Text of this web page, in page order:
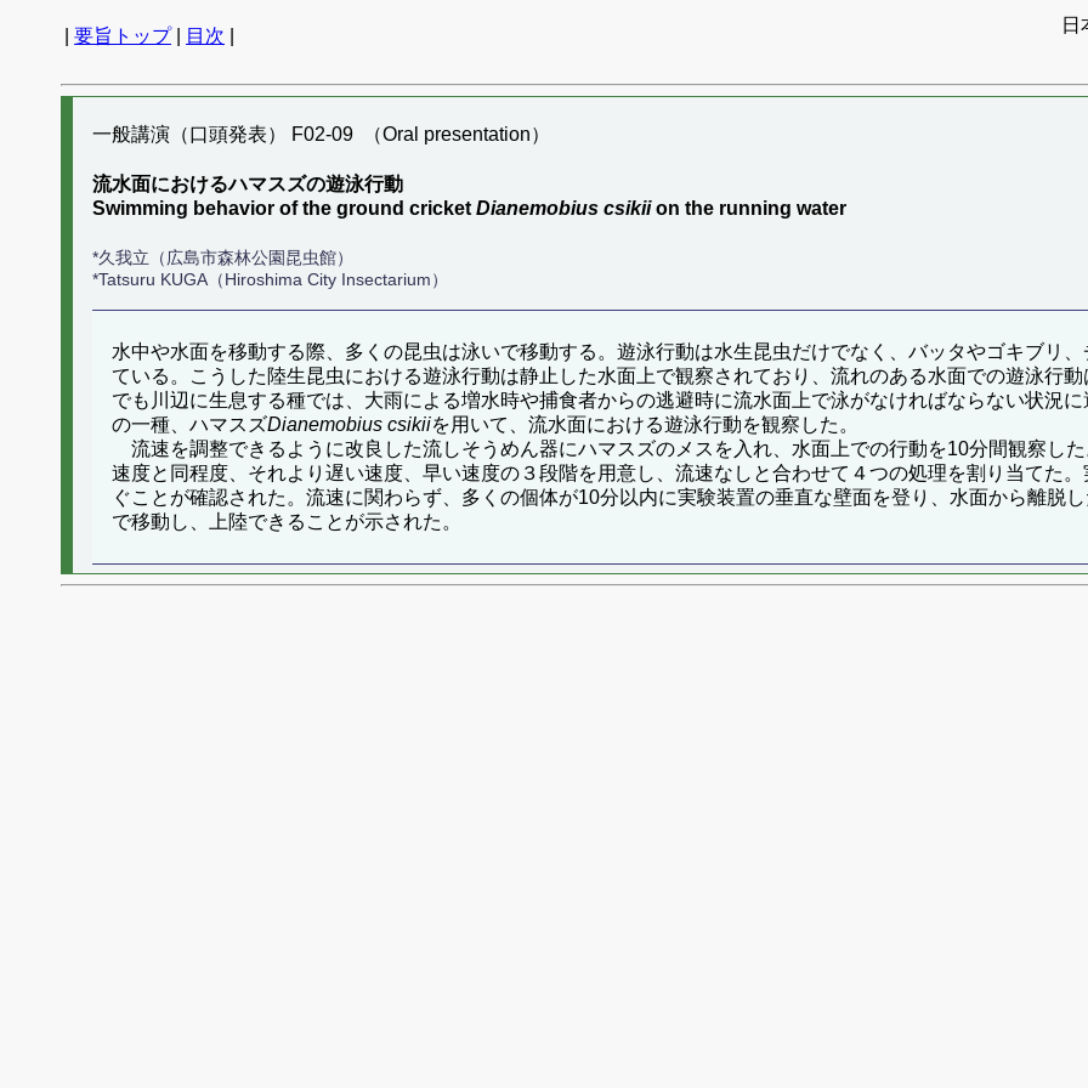
要旨トップ| 目次
日
一般講演（口頭発表） F02-09 （Oral presentation）
流水面におけるハマスズの遊泳行動
Swimming behavior of the ground cricket Dianemobius csikiion the running water
*久我立（広島市森林公園昆虫館）
*Tatsuru KUGA（Hiroshima City Insectarium）
水中や水面を移動する際、多くの昆虫は泳いで移動する。遊泳行動は水生昆虫だけでなく、バッタやゴキブリ
ている。こうした陸生昆虫における遊泳行動は静止した水面上で観察されており、流れのある水面での遊泳行
でも川辺に生息する種では、大雨による増水時や捕食者からの逃避時に流水面上で泳がなければならない状況
の一種、ハマスズDianemobius csikiiを用いて、流水面における遊泳行動を観察した。
流速を調整できるように改良した流しそうめん器にハマスズのメスを入れ、水面上での行動を10分間観察し
速度と同程度、それより遅い速度、早い速度の３段階を用意し、流速なしと合わせて４つの処理を割り当てた
ぐことが確認された。流速に関わらず、多くの個体が10分以内に実験装置の垂直な壁面を登り、水面から離脱
で移動し、上陸できることが示された。